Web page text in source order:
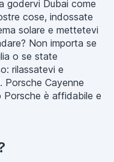
godervi Dubai come
cose, indossate
solare e mettetevi
Non importa se
o se state
rilassatevi e
Cayenne
Porsche è affidabile e